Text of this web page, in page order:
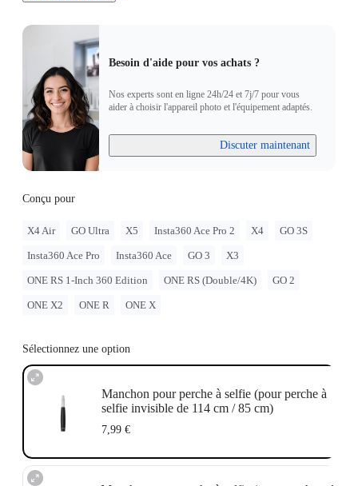
Besoin d'aide pour vos achats ?
Nos experts sont en ligne 24h/24 et 7j/7 pour vous
aider à choisir l'appareil photo et l'équipement adaptés.
Discuter maintenant
Conçu pour
X4 Air GO Ultra X5 Insta360 Ace Pro 2 X4 GO 3S
Insta360 Ace Pro Insta360 Ace GO 3 X3
ONE RS 1-Inch 360 Edition ONE RS (Double/4K) GO 2
ONE X2 ONE R ONE X
Sélectionnez une option
Manchon pour perche à selfie (pour perche à
selfie invisible de 114 cm / 85 cm)
7,99 €